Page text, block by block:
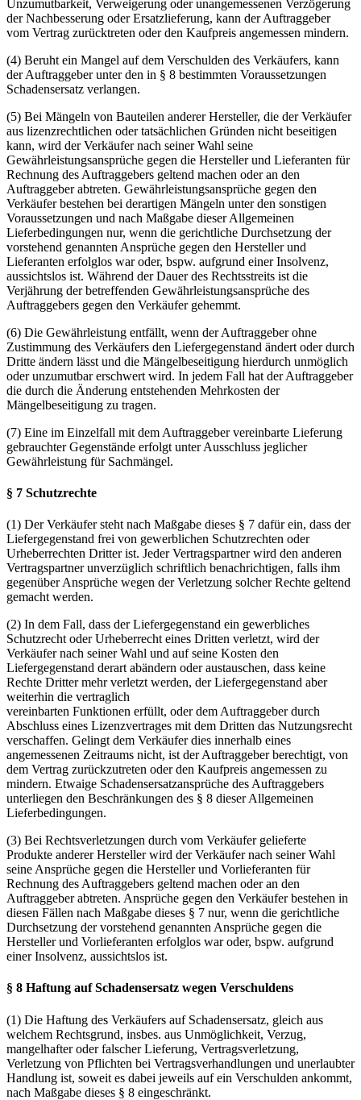
Unzumutbarkeit, Verweigerung oder unangemessenen Verzögerung
der Nachbesserung oder Ersatzlieferung, kann der Auftraggeber
vom Vertrag zurücktreten oder den Kaufpreis angemessen mindern.
(4) Beruht ein Mangel auf dem Verschulden des Verkäufers, kann
der Auftraggeber unter den in § 8 bestimmten Voraussetzungen
Schadensersatz verlangen.
(5) Bei Mängeln von Bauteilen anderer Hersteller, die der Verkäufer
aus lizenzrechtlichen oder tatsächlichen Gründen nicht beseitigen
kann, wird der Verkäufer nach seiner Wahl seine
Gewährleistungsansprüche gegen die Hersteller und Lieferanten für
Rechnung des Auftraggebers geltend machen oder an den
Auftraggeber abtreten. Gewährleistungsansprüche gegen den
Verkäufer bestehen bei derartigen Mängeln unter den sonstigen
Voraussetzungen und nach Maßgabe dieser Allgemeinen
Lieferbedingungen nur, wenn die gerichtliche Durchsetzung der
vorstehend genannten Ansprüche gegen den Hersteller und
Lieferanten erfolglos war oder, bspw. aufgrund einer Insolvenz,
aussichtslos ist. Während der Dauer des Rechtsstreits ist die
Verjährung der betreffenden Gewährleistungsansprüche des
Auftraggebers gegen den Verkäufer gehemmt.
(6) Die Gewährleistung entfällt, wenn der Auftraggeber ohne
Zustimmung des Verkäufers den Liefergegenstand ändert oder durch
Dritte ändern lässt und die Mängelbeseitigung hierdurch unmöglich
oder unzumutbar erschwert wird. In jedem Fall hat der Auftraggeber
die durch die Änderung entstehenden Mehrkosten der
Mängelbeseitigung zu tragen.
(7) Eine im Einzelfall mit dem Auftraggeber vereinbarte Lieferung
gebrauchter Gegenstände erfolgt unter Ausschluss jeglicher
Gewährleistung für Sachmängel.
§ 7 Schutzrechte
(1) Der Verkäufer steht nach Maßgabe dieses § 7 dafür ein, dass der
Liefergegenstand frei von gewerblichen Schutzrechten oder
Urheberrechten Dritter ist. Jeder Vertragspartner wird den anderen
Vertragspartner unverzüglich schriftlich benachrichtigen, falls ihm
gegenüber Ansprüche wegen der Verletzung solcher Rechte geltend
gemacht werden.
(2) In dem Fall, dass der Liefergegenstand ein gewerbliches
Schutzrecht oder Urheberrecht eines Dritten verletzt, wird der
Verkäufer nach seiner Wahl und auf seine Kosten den
Liefergegenstand derart abändern oder austauschen, dass keine
Rechte Dritter mehr verletzt werden, der Liefergegenstand aber
weiterhin die vertraglich
vereinbarten Funktionen erfüllt, oder dem Auftraggeber durch
Abschluss eines Lizenzvertrages mit dem Dritten das Nutzungsrecht
verschaffen. Gelingt dem Verkäufer dies innerhalb eines
angemessenen Zeitraums nicht, ist der Auftraggeber berechtigt, von
dem Vertrag zurückzutreten oder den Kaufpreis angemessen zu
mindern. Etwaige Schadensersatzansprüche des Auftraggebers
unterliegen den Beschränkungen des § 8 dieser Allgemeinen
Lieferbedingungen.
(3) Bei Rechtsverletzungen durch vom Verkäufer gelieferte
Produkte anderer Hersteller wird der Verkäufer nach seiner Wahl
seine Ansprüche gegen die Hersteller und Vorlieferanten für
Rechnung des Auftraggebers geltend machen oder an den
Auftraggeber abtreten. Ansprüche gegen den Verkäufer bestehen in
diesen Fällen nach Maßgabe dieses § 7 nur, wenn die gerichtliche
Durchsetzung der vorstehend genannten Ansprüche gegen die
Hersteller und Vorlieferanten erfolglos war oder, bspw. aufgrund
einer Insolvenz, aussichtslos ist.
§ 8 Haftung auf Schadensersatz wegen Verschuldens
(1) Die Haftung des Verkäufers auf Schadensersatz, gleich aus
welchem Rechtsgrund, insbes. aus Unmöglichkeit, Verzug,
mangelhafter oder falscher Lieferung, Vertragsverletzung,
Verletzung von Pflichten bei Vertragsverhandlungen und unerlaubter
Handlung ist, soweit es dabei jeweils auf ein Verschulden ankommt,
nach Maßgabe dieses § 8 eingeschränkt.